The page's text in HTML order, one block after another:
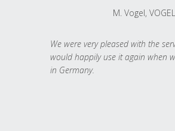
M. Vogel,
We were very pleased with the
would happily use it again when
in Germany.